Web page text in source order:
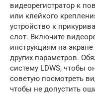
видеорегистратор к
или клейкого
устройство к
слот. Включите
инструкциям на
других параметров.
систему LDWS, чтобы
советую посмотреть
чтобы не допустить